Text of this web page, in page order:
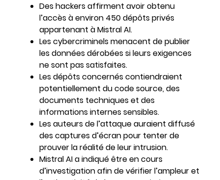
Des hackers affirment avoir obtenu
l’accès à environ 450 dépôts privés
appartenant à Mistral AI.
Les cybercriminels menacent de publier
les données dérobées si leurs exigences
ne sont pas satisfaites.
Les dépôts concernés contiendraient
potentiellement du code source, des
documents techniques et des
informations internes sensibles.
Les auteurs de l’attaque auraient diffusé
des captures d’écran pour tenter de
prouver la réalité de leur intrusion.
Mistral AI a indiqué être en cours
d’investigation afin de vérifier l’ampleur et